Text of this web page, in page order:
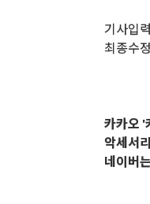
기사입
최종수
카카오 '
악세서
네이버